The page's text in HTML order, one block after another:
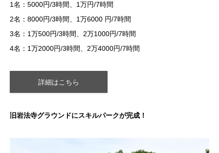
1名：5000円/3時間、1万円/7時間
2名：8000円/3時間、1万6000 円/7時間
3名：1万500円/3時間、2万1000円/7時間
4名：1万2000円/3時間、2万4000円/7時間
詳細はこちら
旧岩法寺グラウンドにスキルパークが完成！